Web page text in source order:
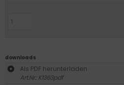
downloads
Als PDF herunterladen
Art.Nr.: K1363pdf